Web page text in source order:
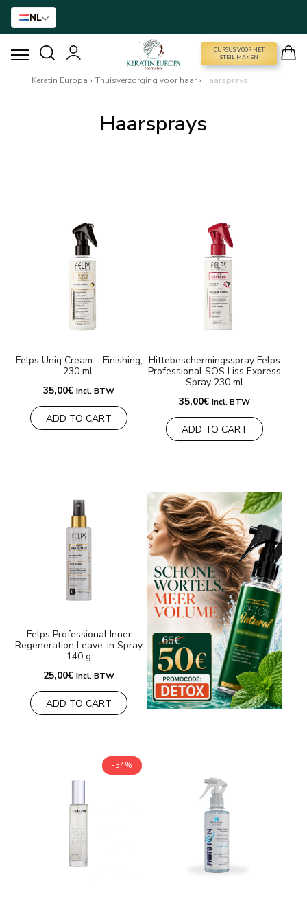
NL
CURSUS VOOR HET
STEIL MAKEN
CURSUS VOOR HET STEIL MAKEN
NANO GOLD
ACCESSOIRES
Levering en Betaling
Veelgestelde vragen
Contacteer ons
Keratin Europa › Thuisverzorging voor haar › Haarsprays
Haarsprays
Felps Uniq Cream – Finishing,
230 ml.
35,00€ incl. BTW
ADD TO CART
Hittebeschermingsspray Felps
Professional SOS Liss Express
Spray 230 ml
35,00€ incl. BTW
ADD TO CART
Felps Professional Inner
Regeneration Leave-in Spray
140 g
25,00€ incl. BTW
ADD TO CART
-34%